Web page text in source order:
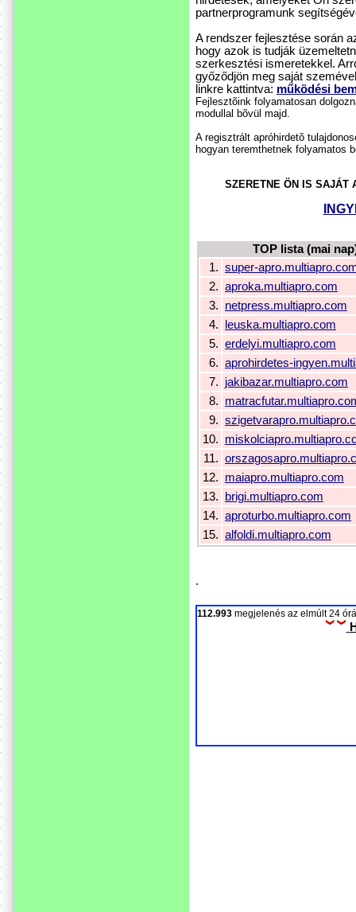
partnerprogramunk
A rendszer fejlesztése során
hogy azok is tudják
szerkesztési ismeretekkel.
győződjön meg saját
linkre kattintva: működési
Fejlesztõink folyamatosan
modullal bõvül majd.
A regisztrált apróhirdetõ
hogyan teremthetnek folyamatos
SZERETNE ÖN IS SAJÁT
TOP lista (mai
1. super-
2. aproka.multiapro.com
3.
netpress.multiapro.com
4.
leuska.multiapro.com
5. erdelyi.multiapro.com
6. aprohirdetes-
7.
jakibazar.multiapro.com
8.
9.
10.
11.
12.
maiapro.multiapro.com
13.
brigi.multiapro.com
14. aproturbo.multiapro.com
15. alfoldi.multiapro.com
.
112.993 megjelenés az elmúlt 24